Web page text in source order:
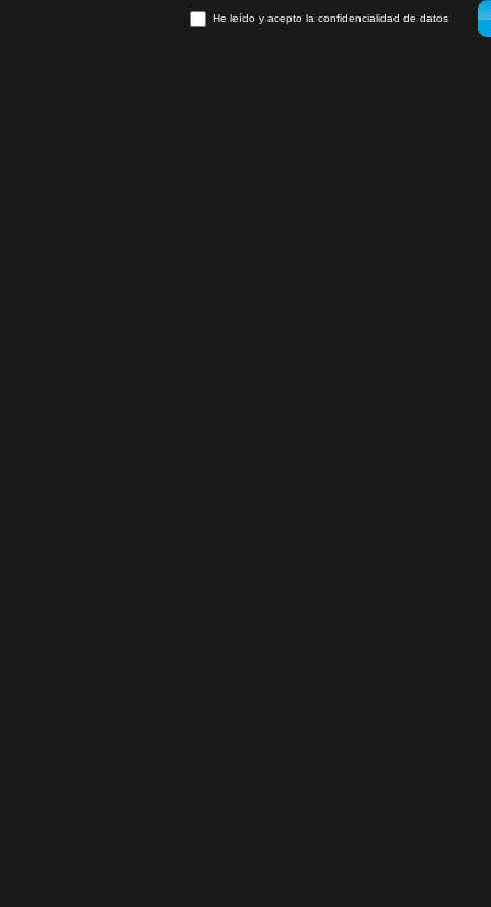
He leído y acepto la confidencialidad de datos